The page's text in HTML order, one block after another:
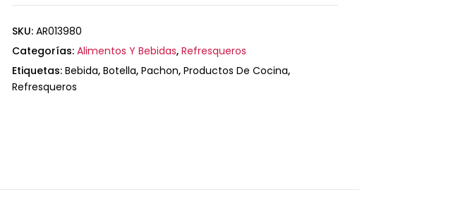
SKU: AR013980
Categorías: Alimentos Y Bebidas, Refresqueros
Etiquetas: Bebida, Botella, Pachon, Productos De Cocina,
Refresqueros